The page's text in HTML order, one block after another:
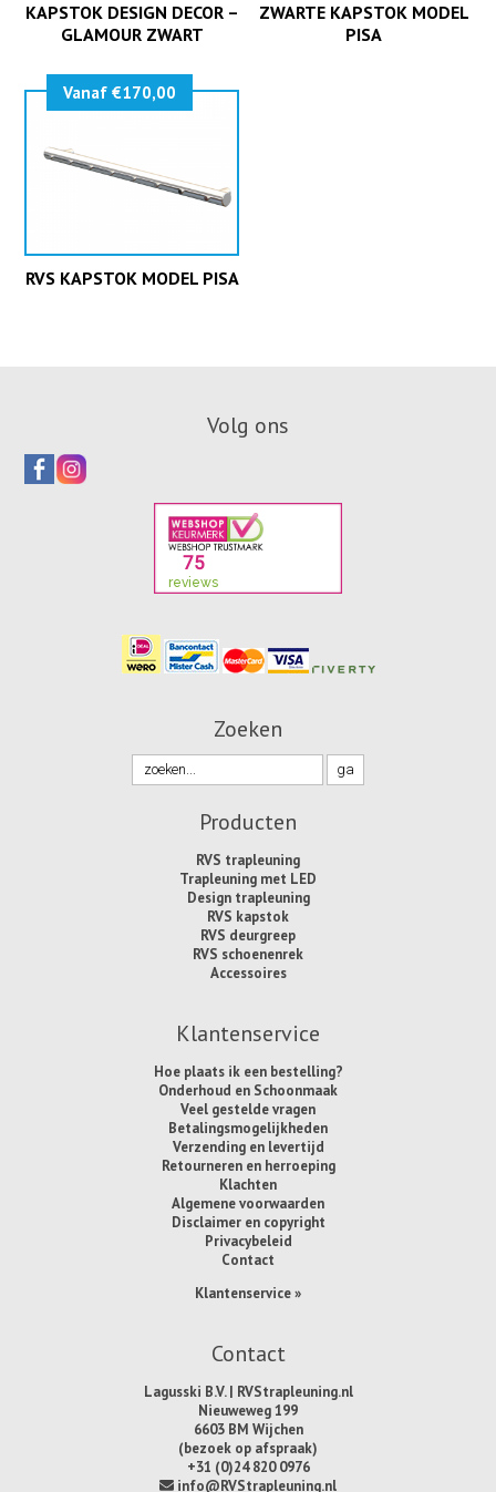
KAPSTOK DESIGN DECOR –
GLAMOUR ZWART
ZWARTE KAPSTOK MODEL
PISA
RVS KAPSTOK MODEL PISA
Vanaf €170,00
Volg ons
Zoeken
Producten
RVS trapleuning
Trapleuning met LED
Design trapleuning
RVS kapstok
RVS deurgreep
RVS schoenenrek
Accessoires
Klantenservice
Hoe plaats ik een bestelling?
Onderhoud en Schoonmaak
Veel gestelde vragen
Betalingsmogelijkheden
Verzending en levertijd
Retourneren en herroeping
Klachten
Algemene voorwaarden
Disclaimer en copyright
Privacybeleid
Contact
Klantenservice »
Contact
Lagusski B.V. | RVStrapleuning.nl
Nieuweweg 199
6603 BM Wijchen
(bezoek op afspraak)
+31 (0)24 820 0976
info@RVStrapleuning.nl